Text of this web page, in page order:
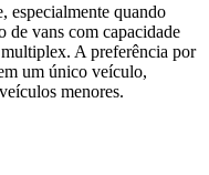
especialmente quando
de vans com capacidade
multiplex. A preferência por
um único veículo,
menores.